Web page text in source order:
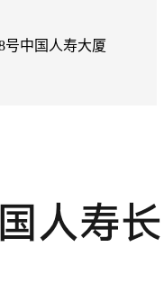
号中国人寿大厦